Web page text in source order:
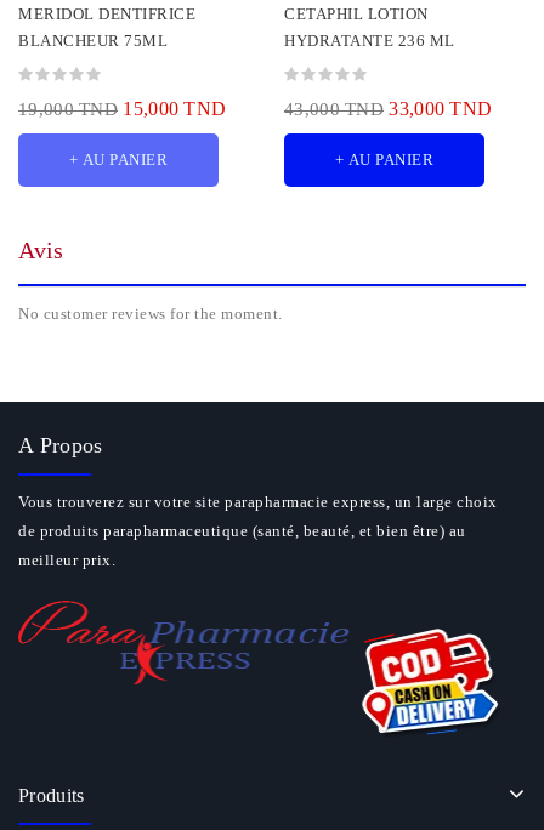
MERIDOL DENTIFRICE
BLANCHEUR 75ML
19,000 TND 15,000 TND
+ AU PANIER
CETAPHIL LOTION
HYDRATANTE 236 ML
43,000 TND 33,000 TND
+ AU PANIER
Avis
No customer reviews for the moment.
A Propos
Vous trouverez sur votre site parapharmacie express, un large choix
de produits parapharmaceutique (santé, beauté, et bien être) au
meilleur prix.
Produits